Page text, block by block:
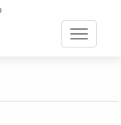
Toggle